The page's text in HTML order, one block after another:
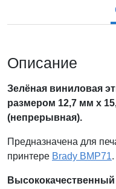
Описание
Зелёная виниловая
размером 12,7 мм x
(непрерывная).
Предназначена для
принтере Brady BMP71.